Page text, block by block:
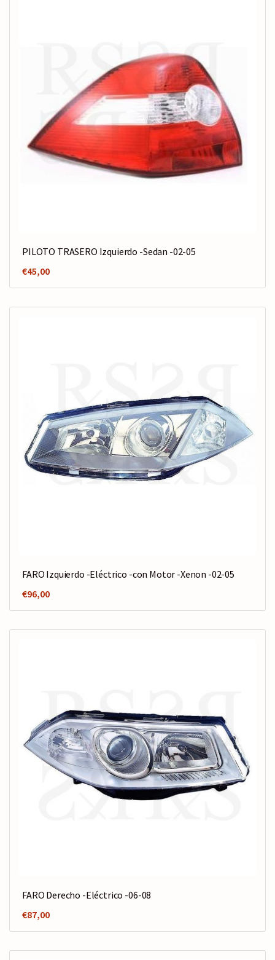
PILOTO TRASERO Izquierdo -Sedan -02-05
€45,00
FARO Izquierdo -Eléctrico -con Motor -Xenon -02-05
€96,00
FARO Derecho -Eléctrico -06-08
€87,00